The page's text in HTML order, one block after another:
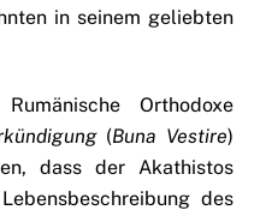
in seinem geliebten
Orthodoxe
(Buna Vestire)
dass der Akathistos
des